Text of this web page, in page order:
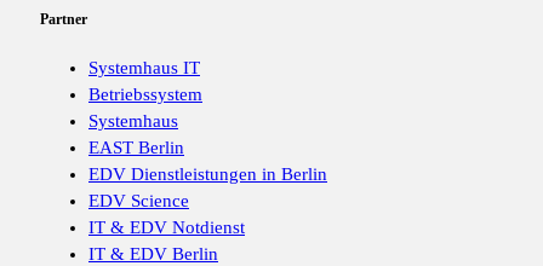
Partner
Systemhaus IT
Betriebssystem
Systemhaus
EAST Berlin
EDV Dienstleistungen in Berlin
EDV Science
IT & EDV Notdienst
IT & EDV Berlin